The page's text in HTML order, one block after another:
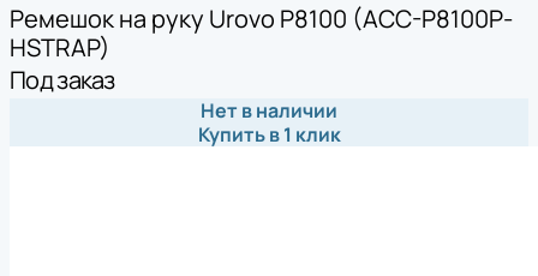
Ремешок на руку Urovo P8100 (ACC-P8100P-
HSTRAP)
Под заказ
Нет в наличии
Купить в 1 клик